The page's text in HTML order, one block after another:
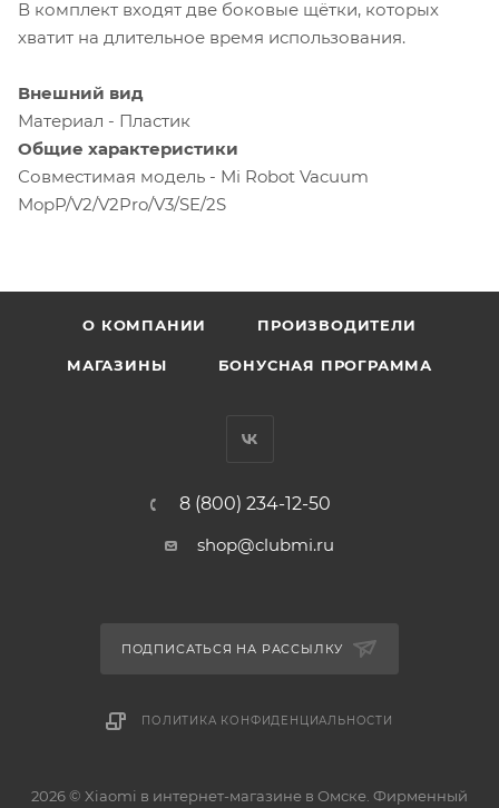
В комплект входят две боковые щётки, которых
хватит на длительное время использования.
Внешний вид
Материал - Пластик
Общие характеристики
Совместимая модель - Mi Robot Vacuum
MopP/V2/V2Pro/V3/SE/2S
О КОМПАНИИ ПРОИЗВОДИТЕЛИ
МАГАЗИНЫ БОНУСНАЯ ПРОГРАММА
8 (800) 234-12-50
shop@clubmi.ru
ПОДПИСАТЬСЯ НА РАССЫЛКУ
ПОЛИТИКА КОНФИДЕНЦИАЛЬНОСТИ
2026 © Xiaomi в интернет-магазине в Омске. Фирменный